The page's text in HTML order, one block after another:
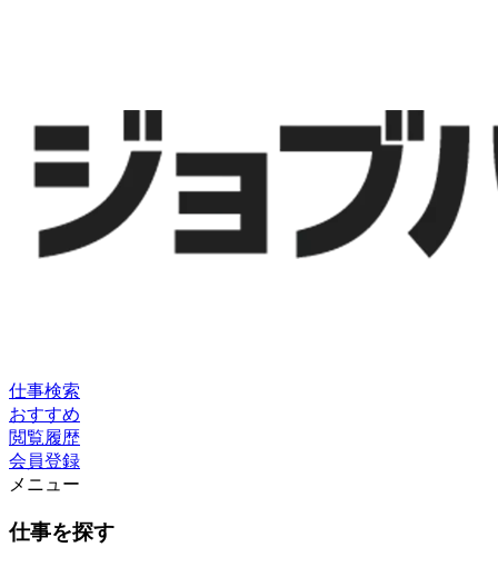
仕事検索
おすすめ
閲覧履歴
会員登録
メニュー
仕事を探す